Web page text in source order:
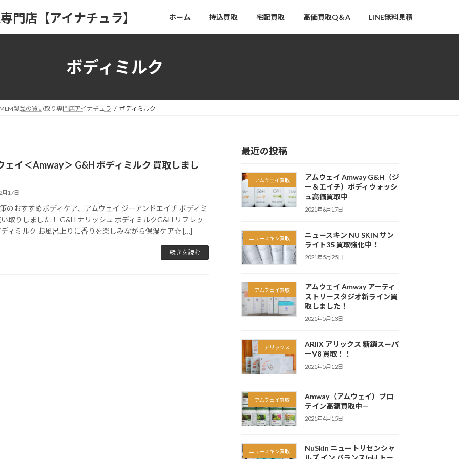
門店【アイナチュラ】 ホーム 持込買取 宅配買取 高価買取Q＆A LINE無料見積
ボディミルク
製品の買い取り専門店アイナチュラ ボディミルク
ェイ＜Amway＞ G&H ボディミルク 買取しまし
月17日
のおすすめボディケア、アムウェイ ジーアンドエイチ ボディミ
取りしました！ G&H ナリッシュ ボディミルクG&H リフレッ
ィミルク お風呂上りに香りを楽しみながら保湿ケア☆ […]
続きを読む
最近の投稿
アムウェイ買取
アムウェイ Amway G&H（ジ
ー＆エイチ）ボディウォッシ
ュ高価買取中
2021年6月17日
ニュースキン買取
ニュースキン NU SKIN サン
ライト35 買取強化中！
2021年5月25日
アムウェイ買取
アムウェイ Amway アーティ
ストリースタジオ新ライン買
取しました！
2021年5月13日
アリックス
ARIIX アリックス 糖鎖スーパ
ーV8 買取！！
2021年5月12日
アムウェイ買取
Amway（アムウェイ）プロ
テイン高額買取中－
2021年4月15日
ニュースキン買取
NuSkin ニュートリセンシャ